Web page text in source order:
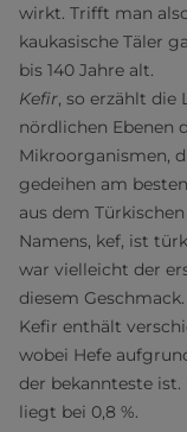
wirkt. Trifft man
kaukasische Täler
bis 140 Jahre alt.
Kefir, so erzählt die
nördlichen Ebenen
Mikroorganismen,
gedeihen am
aus dem
Namens, kef, ist
war vielleicht der
diesem Geschmack.
Kefir enthält
wobei Hefe
der bekannteste
liegt bei 0,8 %.